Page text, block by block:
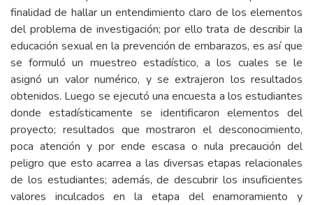
finalidad de hallar un entendimiento claro de los elementos
del problema de investigación; por ello trata de describir la
educación sexual en la prevención de embarazos, es así que
se formuló un muestreo estadístico, a los cuales se le
asignó un valor numérico, y se extrajeron los resultados
obtenidos. Luego se ejecutó una encuesta a los estudiantes
donde estadísticamente se identificaron elementos del
proyecto; resultados que mostraron el desconocimiento,
poca atención y por ende escasa o nula precaución del
peligro que esto acarrea a las diversas etapas relacionales
de los estudiantes; además, de descubrir los insuficientes
valores inculcados en la etapa del enamoramiento y